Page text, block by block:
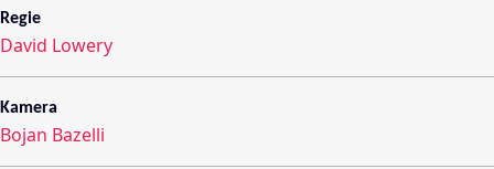
Regie
David Lowery
Kamera
Bojan Bazelli